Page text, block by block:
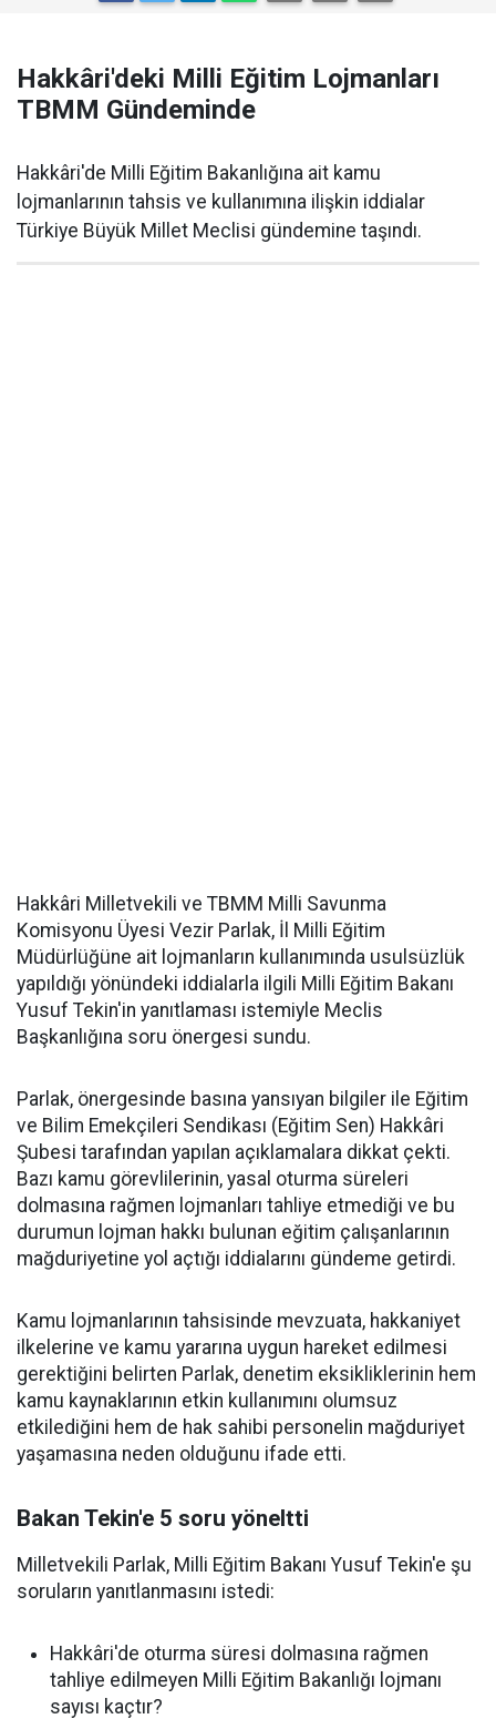
Hakkâri'deki Milli Eğitim Lojmanları
TBMM Gündeminde
Hakkâri'de Milli Eğitim Bakanlığına ait kamu
lojmanlarının tahsis ve kullanımına ilişkin iddialar
Türkiye Büyük Millet Meclisi gündemine taşındı.
Hakkâri Milletvekili ve TBMM Milli Savunma
Komisyonu Üyesi Vezir Parlak, İl Milli Eğitim
Müdürlüğüne ait lojmanların kullanımında usulsüzlük
yapıldığı yönündeki iddialarla ilgili Milli Eğitim Bakanı
Yusuf Tekin'in yanıtlaması istemiyle Meclis
Başkanlığına soru önergesi sundu.
Parlak, önergesinde basına yansıyan bilgiler ile Eğitim
ve Bilim Emekçileri Sendikası (Eğitim Sen) Hakkâri
Şubesi tarafından yapılan açıklamalara dikkat çekti.
Bazı kamu görevlilerinin, yasal oturma süreleri
dolmasına rağmen lojmanları tahliye etmediği ve bu
durumun lojman hakkı bulunan eğitim çalışanlarının
mağduriyetine yol açtığı iddialarını gündeme getirdi.
Kamu lojmanlarının tahsisinde mevzuata, hakkaniyet
ilkelerine ve kamu yararına uygun hareket edilmesi
gerektiğini belirten Parlak, denetim eksikliklerinin hem
kamu kaynaklarının etkin kullanımını olumsuz
etkilediğini hem de hak sahibi personelin mağduriyet
yaşamasına neden olduğunu ifade etti.
Bakan Tekin'e 5 soru yöneltti
Milletvekili Parlak, Milli Eğitim Bakanı Yusuf Tekin'e şu
soruların yanıtlanmasını istedi:
Hakkâri'de oturma süresi dolmasına rağmen
tahliye edilmeyen Milli Eğitim Bakanlığı lojmanı
sayısı kaçtır?